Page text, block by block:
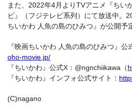
また、2022年4月よりTVアニメ『ちい
ビ』（フジテレビ系列）にて放送中。
ちいかわ 人魚の島のひみつ』が公開予
『映画ちいかわ 人魚の島のひみつ』公
oho-movie.jp/
『ちいかわ』公式X：@ngnchiikawa（
『ちいかわ』インフォ公式サイト：
(C)nagano